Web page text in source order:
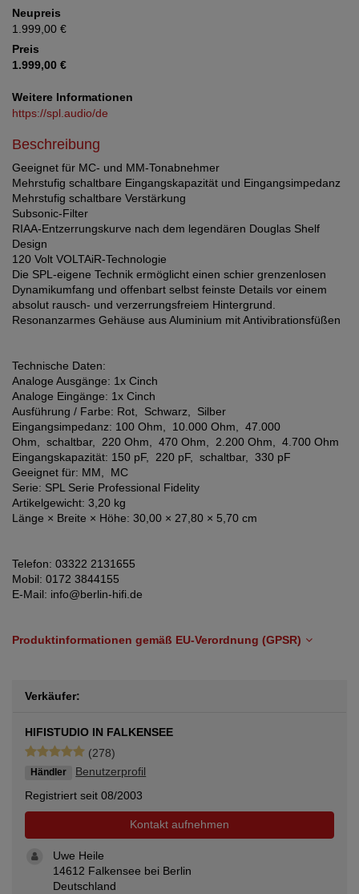
Neupreis
1.999,00 €
Preis
1.999,00 €
Weitere Informationen
https://spl.audio/de
Beschreibung
Geeignet für MC- und MM-Tonabnehmer
Mehrstufig schaltbare Eingangskapazität und Eingangsimpedanz
Mehrstufig schaltbare Verstärkung
Subsonic-Filter
RIAA-Entzerrungskurve nach dem legendären Douglas Shelf
Design
120 Volt VOLTAiR-Technologie
Die SPL-eigene Technik ermöglicht einen schier grenzenlosen
Dynamikumfang und offenbart selbst feinste Details vor einem
absolut rausch- und verzerrungsfreiem Hintergrund.
Resonanzarmes Gehäuse aus Aluminium mit Antivibrationsfüßen
Technische Daten:
Analoge Ausgänge: 1x Cinch
Analoge Eingänge: 1x Cinch
Ausführung / Farbe: Rot, Schwarz, Silber
Eingangsimpedanz: 100 Ohm, 10.000 Ohm, 47.000
Ohm, schaltbar, 220 Ohm, 470 Ohm, 2.200 Ohm, 4.700 Ohm
Eingangskapazität: 150 pF, 220 pF, schaltbar, 330 pF
Geeignet für: MM, MC
Serie: SPL Serie Professional Fidelity
Artikelgewicht: 3,20 kg
Länge × Breite × Höhe: 30,00 × 27,80 × 5,70 cm
Telefon: 03322 2131655
Mobil: 0172 3844155
E-Mail: info@berlin-hifi.de
Produktinformationen gemäß EU-Verordnung (GPSR)
Verkäufer:
HIFISTUDIO IN FALKENSEE
(278)
Händler
Benutzerprofil
Registriert seit 08/2003
Kontakt aufnehmen
Uwe Heile
14612 Falkensee bei Berlin
Deutschland